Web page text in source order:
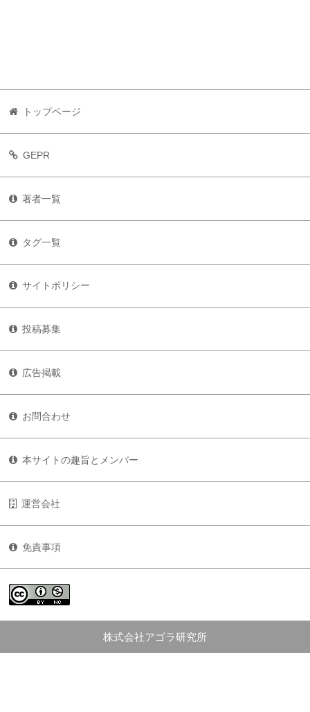
トップページ
GEPR
著者一覧
タグ一覧
サイトポリシー
投稿募集
広告掲載
お問合わせ
本サイトの趣旨とメンバー
運営会社
免責事項
株式会社アゴラ研究所